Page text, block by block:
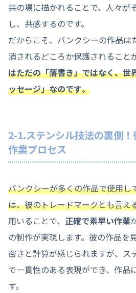
共の場に描かれることで、人々が
し、共感するのです。
だからこそ、バンクシーの作品は
消されるどころか保護されること
はただの「落書き」ではなく、世
ッセージ」なのです。
2-1.ステンシル技法の裏側
作業プロセス
バンクシーが多くの作品で使用し
は、彼のトレードマークとも言え
用いることで、 正確で素早い作業
の制作が実現します。彼の作品を
密さと計算が感じられますが、ス
で一貫性のある表現ができ、作品
す。